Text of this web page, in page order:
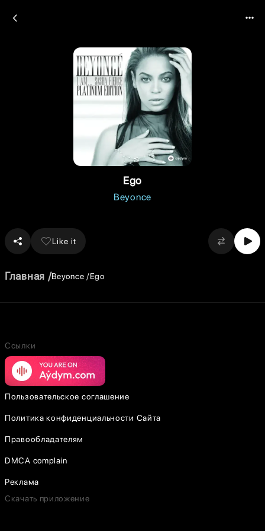
Ego
Beyonce
Like it
Главная Beyonce Ego
Ссылки
Пользовательское соглашение
Политика конфиденциальности Сайта
Правообладателям
DMCA complain
Реклама
Скачать приложение